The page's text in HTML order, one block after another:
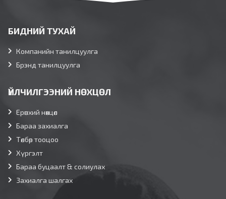
БИДНИЙ ТУХАЙ
Компанийн танилцуулга
Брэнд танилцуулга
ҮЙЛЧИЛГЭЭНИЙ НӨХЦӨЛ
Ерөнхий нөхцөл
Бараа захиалга
Төлбөр тооцоо
Хүргэлт
Бараа буцаалт & солиулах
Захиалга шалгах